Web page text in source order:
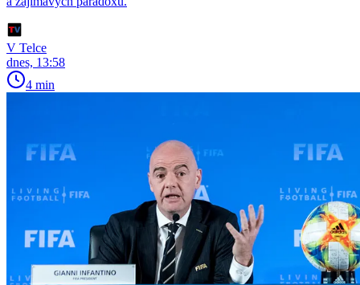
V Telce
dnes, 13:58
4 min